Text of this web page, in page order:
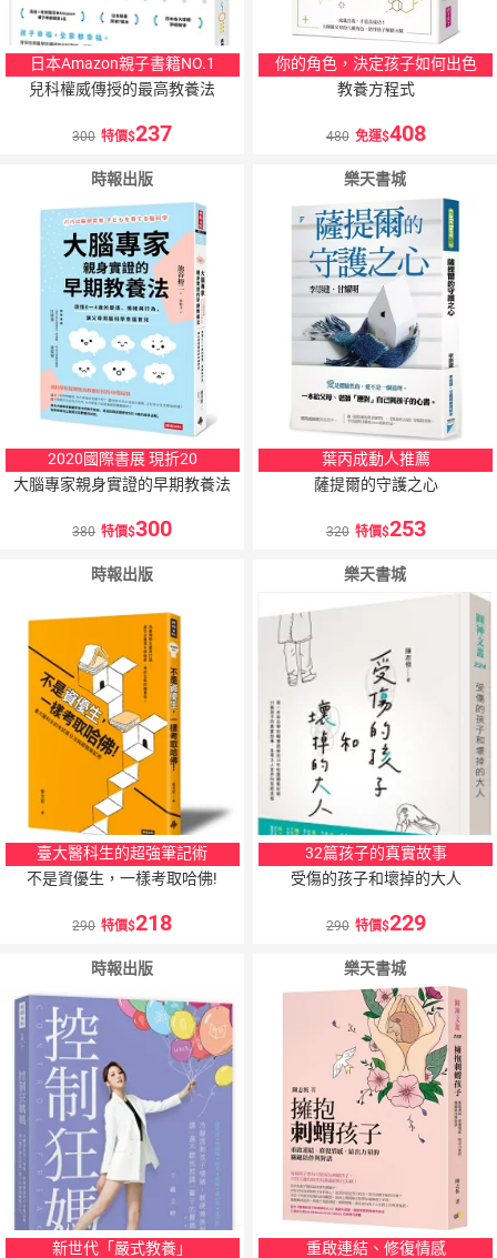
日本Amazon親子書籍NO.1
兒科權威傳授的最高教養法
300 特價 237
你的角色，決定孩子如何出色
教養方程式
480 免運 408
時報出版
2020國際書展 現折20
大腦專家親身實證的早期教養法
380 特價 300
樂天書城
葉丙成動人推薦
薩提爾的守護之心
320 特價 253
時報出版
臺大醫科生的超強筆記術
不是資優生，一樣考取哈佛!
290 特價 218
樂天書城
32篇孩子的真實故事
受傷的孩子和壞掉的大人
290 特價 229
時報出版
新世代「嚴式教養」
樂天書城
重啟連結、修復情感